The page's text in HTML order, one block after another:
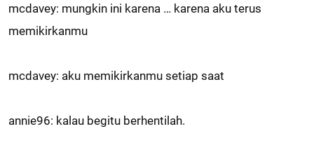
mcdavey: mungkin ini karena … karena aku terus
memikirkanmu
mcdavey: aku memikirkanmu setiap saat
annie96: kalau begitu berhentilah.